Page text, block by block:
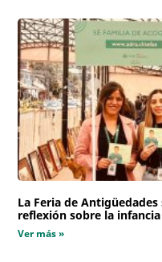
La Feria de
reflexión sobre la
Ver más »